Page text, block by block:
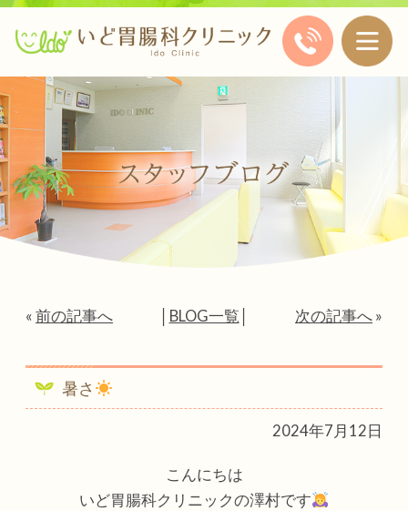
« 前の記事へ BLOG一覧 次の記事へ »
暑さ
2024年7月12日
こんにちは
いど胃腸科クリニックの澤村です